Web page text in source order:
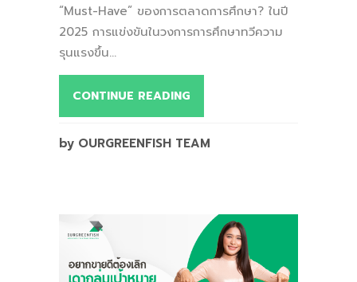
“Must-Have” ของการตลาดการศึกษา? ในปี
2025 การแข่งขันในวงการการศึกษาทวีความ
รุนแรงขึ้น...
CONTINUE READING
by OURGREENFISH TEAM